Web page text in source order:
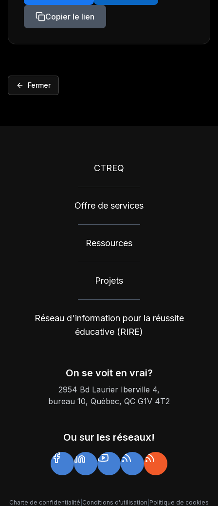
Copier le lien
Fermer
CTREQ
Offre de services
Ressources
Projets
Réseau d'information pour la réussite
éducative (RIRE)
On se voit en vrai?
2954 Bd Laurier Iberville 4,
bureau 10, Québec, QC G1V 4T2
Ou sur les réseaux!
Charte de confidentialité Conditions d'utilisation Politique de cookies